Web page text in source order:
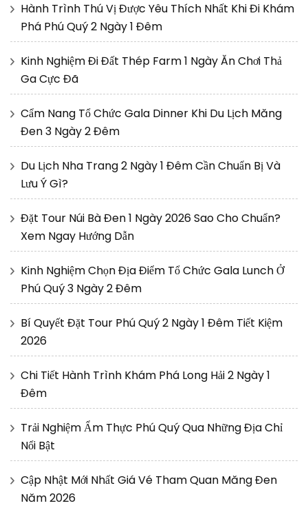
Hành Trình Thú Vị Được Yêu Thích Nhất Khi Đi Khám
Phá Phú Quý 2 Ngày 1 Đêm
Kinh Nghiệm Đi Đất Thép Farm 1 Ngày Ăn Chơi Thả
Ga Cực Đã
Cẩm Nang Tổ Chức Gala Dinner Khi Du Lịch Măng
Đen 3 Ngày 2 Đêm
Du Lịch Nha Trang 2 Ngày 1 Đêm Cần Chuẩn Bị Và
Lưu Ý Gì?
Đặt Tour Núi Bà Đen 1 Ngày 2026 Sao Cho Chuẩn?
Xem Ngay Hướng Dẫn
Kinh Nghiệm Chọn Địa Điểm Tổ Chức Gala Lunch Ở
Phú Quý 3 Ngày 2 Đêm
Bí Quyết Đặt Tour Phú Quý 2 Ngày 1 Đêm Tiết Kiệm
2026
Chi Tiết Hành Trình Khám Phá Long Hải 2 Ngày 1
Đêm
Trải Nghiệm Ẩm Thực Phú Quý Qua Những Địa Chỉ
Nổi Bật
Cập Nhật Mới Nhất Giá Vé Tham Quan Măng Đen
Năm 2026